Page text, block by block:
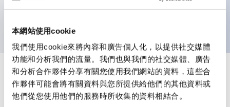
本網站使用cookie
我們使用cookie來將內容和廣告個人化，以提供社交媒體
功能和分析我們的流量。我們也與我們的社交媒體、廣告
和分析合作夥伴分享有關您使用我們網站的資料，這些合
作夥伴可能會將有關資料與您所提供給他們的其他資料或
他們從您使用他們的服務時所收集的資料相結合。
規格 顯示全部
審美規範